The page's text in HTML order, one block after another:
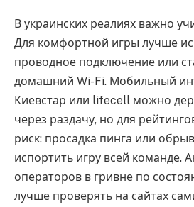
В украинских реалиях важно
Для комфортной игры лучше
проводное подключение или
домашний Wi-Fi. Мобильный
Киевстар или lifecell можно
через раздачу, но для
риск: просадка пинга или
испортить игру всей команде.
операторов в гривне по
лучше проверять на сайтах